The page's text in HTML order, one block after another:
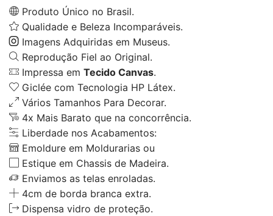
Produto Único no Brasil.
Qualidade e Beleza Incomparáveis.
Imagens Adquiridas em Museus.
Reprodução Fiel ao Original.
Impressa em Tecido Canvas.
Giclée com Tecnologia HP Látex.
Vários Tamanhos Para Decorar.
4x Mais Barato que na concorrência.
Liberdade nos Acabamentos:
Emoldure em Moldurarias ou
Estique em Chassis de Madeira.
Enviamos as telas enroladas.
4cm de borda branca extra.
Dispensa vidro de proteção.